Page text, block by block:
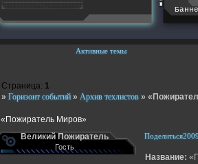
Активные темы
» Горизонт событий » Архив техлистов »
«Пожиратель Миров»
Страница: 1
Поделиться
Великий Пожиратель
Гость
Название: